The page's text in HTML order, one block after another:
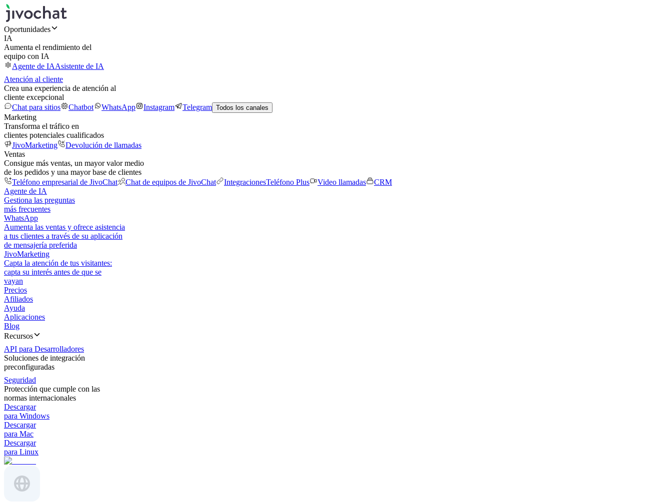
Oportunidades
IA
Aumenta el rendimiento del
equipo con IA
Agente de IAAsistente de IA
Atención al cliente
Crea una experiencia de atención al
cliente excepcional
Chat para sitios
Chatbot WhatsApp Instagram Telegram Todos los canales
Marketing
Transforma el tráfico en
clientes potenciales cualificados
JivoMarketing
Devolución de llamadas
Ventas
Consigue más ventas, un mayor valor medio
de los pedidos y una mayor base de clientes
Teléfono empresarial de JivoChat
Chat de equipos de JivoChat IntegracionesTeléfono Plus Video llamadas
CRM
Agente de IA
Gestiona las preguntas
más frecuentes
WhatsApp
Aumenta las ventas y ofrece asistencia
a tus clientes a través de su aplicación
de mensajería preferida
JivoMarketing
Capta la atención de tus visitantes:
capta su interés antes de que se
vayan
Precios
Afiliados
Ayuda
Aplicaciones
Blog
Recursos
API para Desarrolladores
Soluciones de integración
preconfiguradas
Seguridad
Protección que cumple con las
normas internacionales
Descargar
para Windows
Descargar
para Mac
Descargar
para Linux